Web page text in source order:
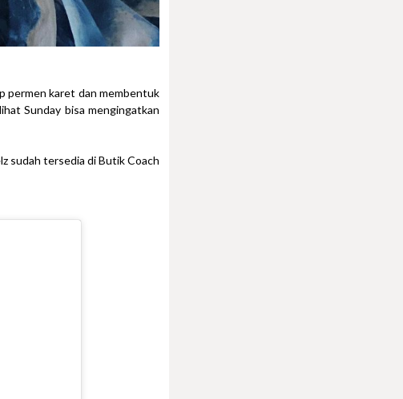
permen karet dan membentuk
Sunday bisa mengingatkan
sudah tersedia di Butik Coach